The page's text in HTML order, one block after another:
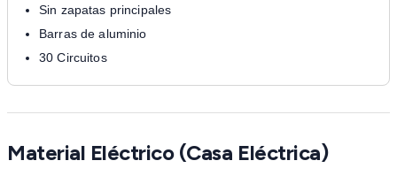
Sin zapatas principales
Barras de aluminio
30 Circuitos
Material Eléctrico (Casa Eléctrica)